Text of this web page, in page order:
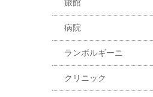
旅館
病院
ランボルギーニ
クリニック